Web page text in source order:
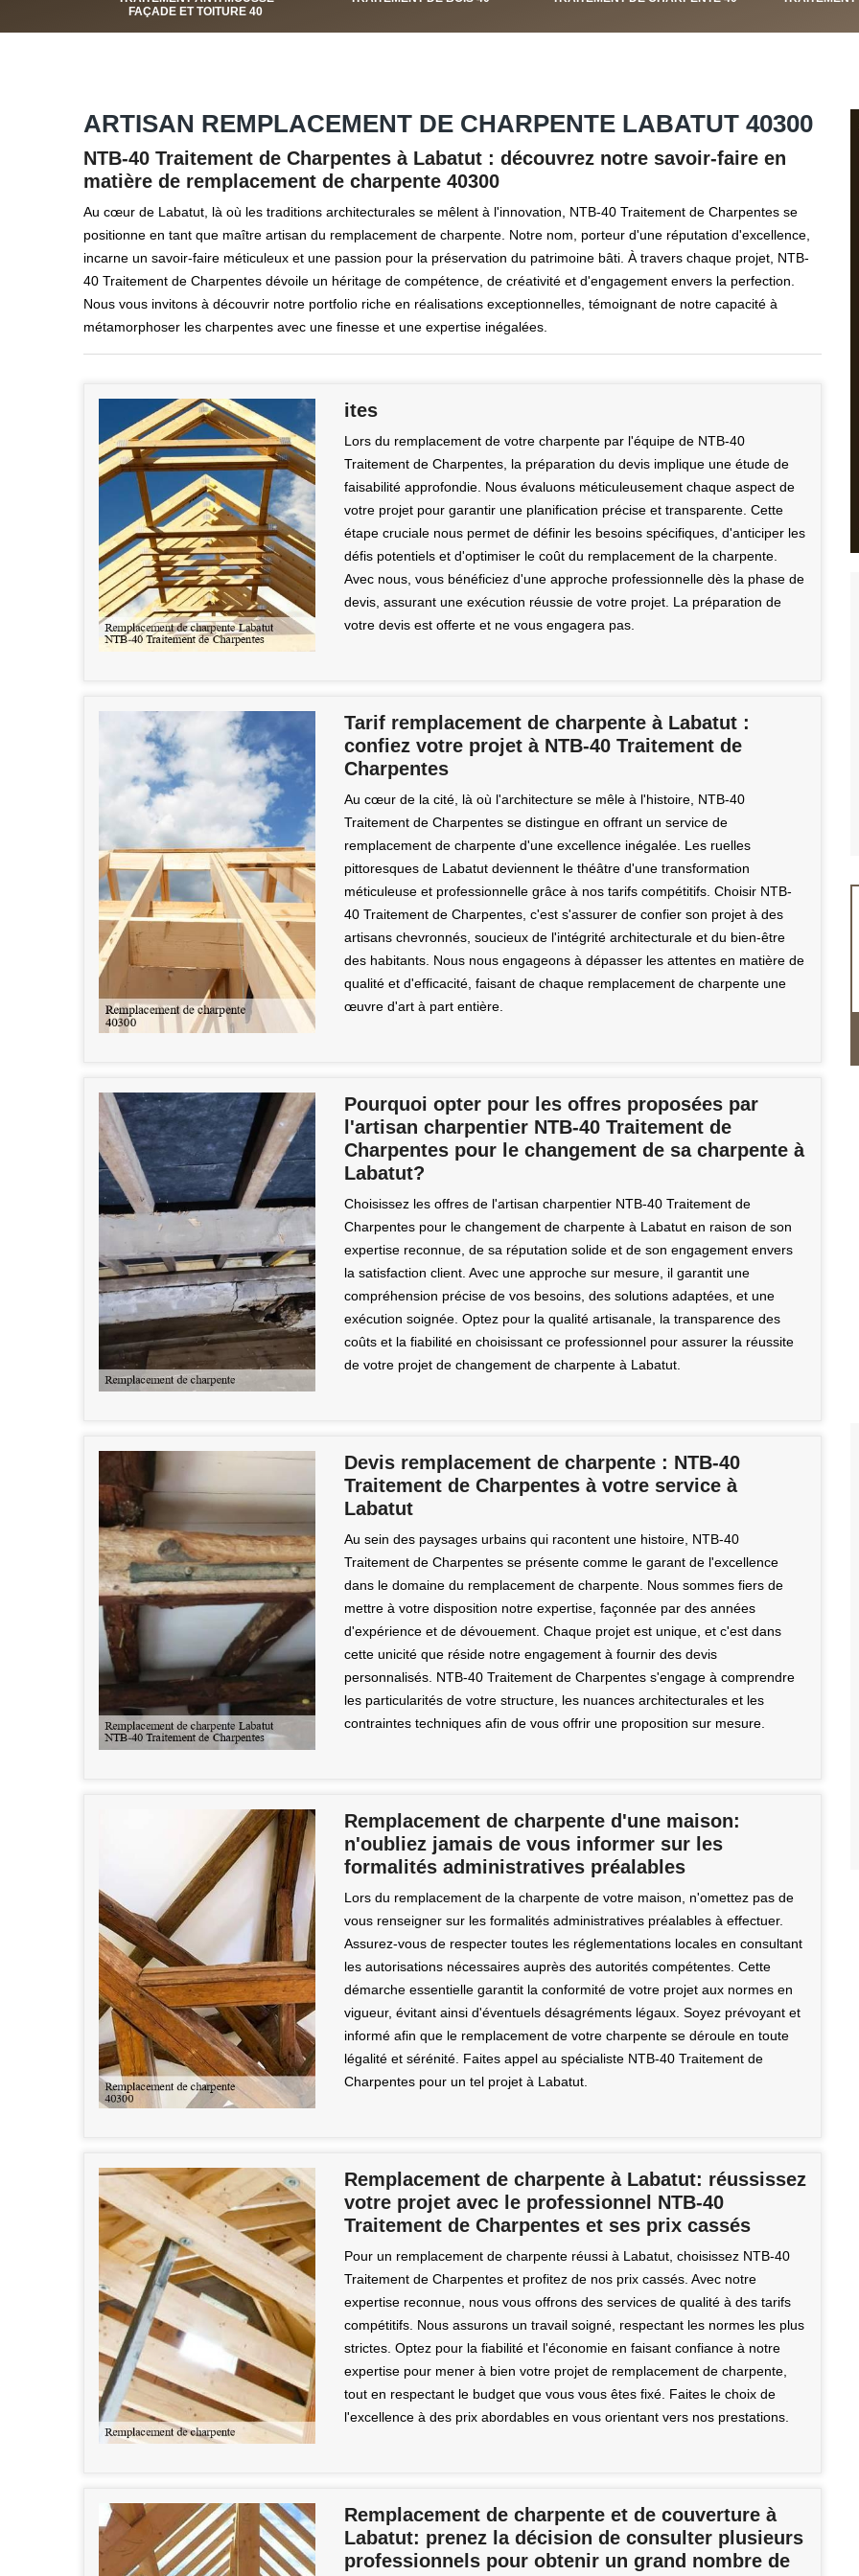
FAÇADE ET TOITURE 40
ARTISAN REMPLACEMENT DE CHARPENTE LABATUT 40300
NTB-40 Traitement de Charpentes à Labatut : découvrez notre savoir-faire en
matière de remplacement de charpente 40300
Au cœur de Labatut, là où les traditions architecturales se mêlent à l'innovation, NTB-40 Traitement de Charpentes se
positionne en tant que maître artisan du remplacement de charpente. Notre nom, porteur d'une réputation d'excellence,
incarne un savoir-faire méticuleux et une passion pour la préservation du patrimoine bâti. À travers chaque projet, NTB-
40 Traitement de Charpentes dévoile un héritage de compétence, de créativité et d'engagement envers la perfection.
Nous vous invitons à découvrir notre portfolio riche en réalisations exceptionnelles, témoignant de notre capacité à
métamorphoser les charpentes avec une finesse et une expertise inégalées.
ites
Lors du remplacement de votre charpente par l'équipe de NTB-40
Traitement de Charpentes, la préparation du devis implique une étude de
faisabilité approfondie. Nous évaluons méticuleusement chaque aspect de
votre projet pour garantir une planification précise et transparente. Cette
étape cruciale nous permet de définir les besoins spécifiques, d'anticiper les
défis potentiels et d'optimiser le coût du remplacement de la charpente.
Avec nous, vous bénéficiez d'une approche professionnelle dès la phase de
devis, assurant une exécution réussie de votre projet. La préparation de
votre devis est offerte et ne vous engagera pas.
Tarif remplacement de charpente à Labatut :
confiez votre projet à NTB-40 Traitement de
Charpentes
Au cœur de la cité, là où l'architecture se mêle à l'histoire, NTB-40
Traitement de Charpentes se distingue en offrant un service de
remplacement de charpente d'une excellence inégalée. Les ruelles
pittoresques de Labatut deviennent le théâtre d'une transformation
méticuleuse et professionnelle grâce à nos tarifs compétitifs. Choisir NTB-
40 Traitement de Charpentes, c'est s'assurer de confier son projet à des
artisans chevronnés, soucieux de l'intégrité architecturale et du bien-être
des habitants. Nous nous engageons à dépasser les attentes en matière de
qualité et d'efficacité, faisant de chaque remplacement de charpente une
œuvre d'art à part entière.
Pourquoi opter pour les offres proposées par
l'artisan charpentier NTB-40 Traitement de
Charpentes pour le changement de sa charpente à
Labatut?
Choisissez les offres de l'artisan charpentier NTB-40 Traitement de
Charpentes pour le changement de charpente à Labatut en raison de son
expertise reconnue, de sa réputation solide et de son engagement envers
la satisfaction client. Avec une approche sur mesure, il garantit une
compréhension précise de vos besoins, des solutions adaptées, et une
exécution soignée. Optez pour la qualité artisanale, la transparence des
coûts et la fiabilité en choisissant ce professionnel pour assurer la réussite
de votre projet de changement de charpente à Labatut.
Devis remplacement de charpente : NTB-40
Traitement de Charpentes à votre service à
Labatut
Au sein des paysages urbains qui racontent une histoire, NTB-40
Traitement de Charpentes se présente comme le garant de l'excellence
dans le domaine du remplacement de charpente. Nous sommes fiers de
mettre à votre disposition notre expertise, façonnée par des années
d'expérience et de dévouement. Chaque projet est unique, et c'est dans
cette unicité que réside notre engagement à fournir des devis
personnalisés. NTB-40 Traitement de Charpentes s'engage à comprendre
les particularités de votre structure, les nuances architecturales et les
contraintes techniques afin de vous offrir une proposition sur mesure.
Remplacement de charpente d'une maison:
n'oubliez jamais de vous informer sur les
formalités administratives préalables
Lors du remplacement de la charpente de votre maison, n'omettez pas de
vous renseigner sur les formalités administratives préalables à effectuer.
Assurez-vous de respecter toutes les réglementations locales en consultant
les autorisations nécessaires auprès des autorités compétentes. Cette
démarche essentielle garantit la conformité de votre projet aux normes en
vigueur, évitant ainsi d'éventuels désagréments légaux. Soyez prévoyant et
informé afin que le remplacement de votre charpente se déroule en toute
légalité et sérénité. Faites appel au spécialiste NTB-40 Traitement de
Charpentes pour un tel projet à Labatut.
Remplacement de charpente à Labatut: réussissez
votre projet avec le professionnel NTB-40
Traitement de Charpentes et ses prix cassés
Pour un remplacement de charpente réussi à Labatut, choisissez NTB-40
Traitement de Charpentes et profitez de nos prix cassés. Avec notre
expertise reconnue, nous vous offrons des services de qualité à des tarifs
compétitifs. Nous assurons un travail soigné, respectant les normes les plus
strictes. Optez pour la fiabilité et l'économie en faisant confiance à notre
expertise pour mener à bien votre projet de remplacement de charpente,
tout en respectant le budget que vous vous êtes fixé. Faites le choix de
l'excellence à des prix abordables en vous orientant vers nos prestations.
Remplacement de charpente et de couverture à
Labatut: prenez la décision de consulter plusieurs
professionnels pour obtenir un grand nombre de